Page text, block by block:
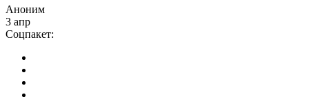
Аноним
3 апр
Соцпакет: